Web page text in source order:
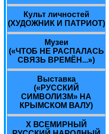
Культ личностей
(ХУДОЖНИК И ПАТРИОТ)
Музеи
(«ЧТОБ НЕ РАСПАЛАСЬ
СВЯЗЬ ВРЕМЁН...»)
Выставка
(«РУССКИЙ
СИМВОЛИЗМ» НА
КРЫМСКОМ ВАЛУ)
X ВСЕМИРНЫЙ